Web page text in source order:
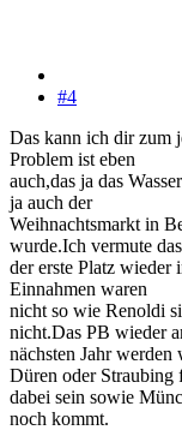
#4
Das kann ich dir zum
Problem ist eben
auch,das ja das
ja auch der
Weihnachtsmarkt in
wurde.Ich vermute das
der erste Platz wieder
Einnahmen waren
nicht so wie Renoldi
nicht.Das PB wieder
nächsten Jahr
Düren oder Straubing
dabei sein sowie
noch kommt.